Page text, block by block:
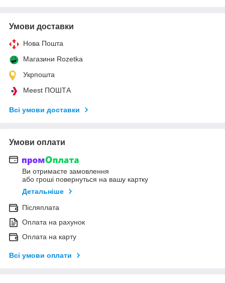
Умови доставки
Нова Пошта
Магазини Rozetka
Укрпошта
Meest ПОШТА
Всі умови доставки
Умови оплати
Ви отримаєте замовлення
або гроші повернуться на вашу картку
Детальніше
Післяплата
Оплата на рахунок
Оплата на карту
Всі умови оплати